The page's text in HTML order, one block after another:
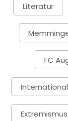
Literatur
FC
International
Extremismus